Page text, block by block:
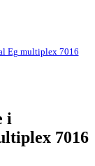
Eg multiplex 7016
i
7016